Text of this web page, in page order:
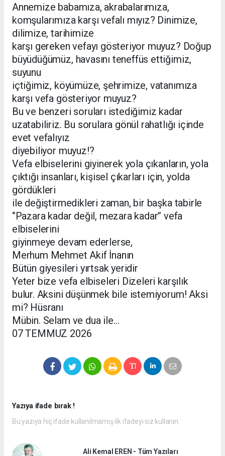
Annemize babamıza, akrabalarımıza,
komşularımıza karşı vefalı mıyız? Dinimize,
dilimize, tarihimize
karşı gereken vefayı gösteriyor muyuz? Doğup
büyüdüğümüz, havasını teneffüs ettiğimiz,
suyunu
içtiğimiz, köyümüze, şehrimize, vatanımıza
karşı vefa gösteriyor muyuz?
Bu ve benzeri soruları istediğimiz kadar
uzatabiliriz. Bu sorulara gönül rahatlığı içinde
evet vefalıyız
diyebiliyor muyuz!?
Vefa elbiselerini giyinerek yola çıkanların, yola
çıktığı insanları, kişisel çıkarları için, yolda
gördükleri
ile değiştirmedikleri zaman, bir başka tabirle
‘’Pazara kadar değil, mezara kadar’’ vefa
elbiselerini
giyinmeye devam ederlerse,
Merhum Mehmet Akif İnanın
Bütün giyesileri yırtsak yeridir
Yeter bize vefa elbiseleri Dizeleri karşılık
bulur. Aksini düşünmek bile istemiyorum! Aksi
mi? Hüsranı
Mübin. Selam ve dua ile…
07 TEMMUZ 2026
Yazıya ifade bırak !
Bu yazıya hiç ifade kullanılmamış ilk ifadeyi siz kullanın.
Ali Kemal EREN - Tüm Yazıları